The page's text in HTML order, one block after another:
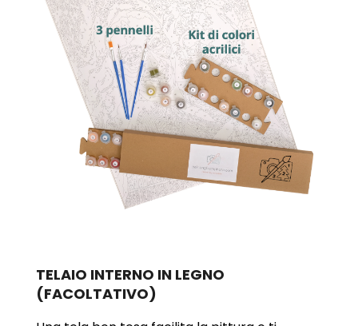
TELAIO INTERNO IN LEGNO
(FACOLTATIVO)